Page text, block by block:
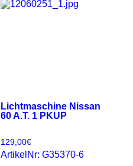
Lichtmaschine Nissan
60 A.T. 1 PKUP
129,00€
ArtikelNr: G35370-6